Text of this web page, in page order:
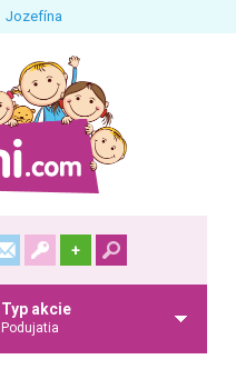
Jozefína
+
Typ akcie
Podujatia